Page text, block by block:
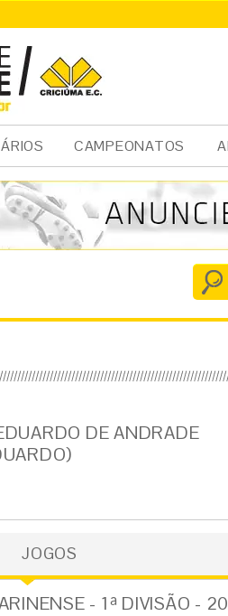
CAMPEONATOS
DE ANDRADE
JOGOS
- 1ª DIVISÃO -